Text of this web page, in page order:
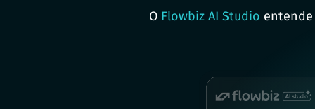
O Flowbiz AI Studio entende